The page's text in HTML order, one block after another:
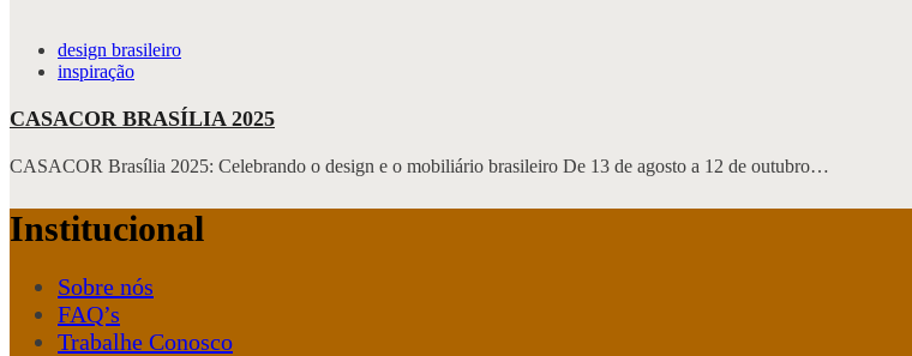
design brasileiro
inspiração
CASACOR BRASÍLIA 2025
CASACOR Brasília 2025: Celebrando o design e o mobiliário brasileiro De 13 de agosto a 12 de outubro…
Institucional
Sobre nós
FAQ’s
Trabalhe Conosco